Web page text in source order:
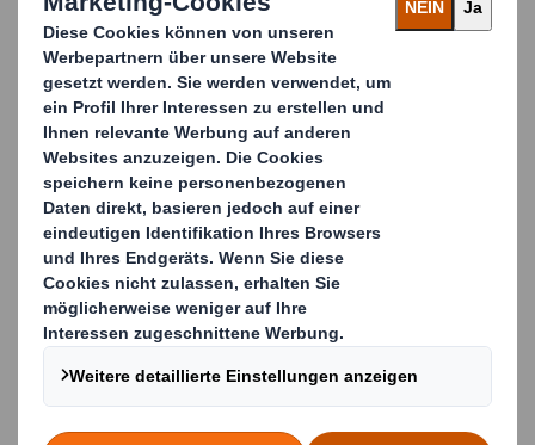
Profitieren Sie von unserer jahrzehntelangen
Erfahrung und und unseren fundierten
Kenntnissen über die neuesten Trends und
Technologien.
Wir liefern maßgeschneiderte Lösungen, die
Ihren Geschäftserfolg auf die nächste Stufe
heben.